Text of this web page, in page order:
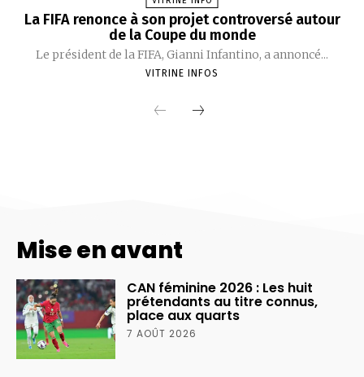
Mise en avant
CAN féminine 2026 : Les huit
prétendants au titre connus,
place aux quarts
7 AOÛT 2026